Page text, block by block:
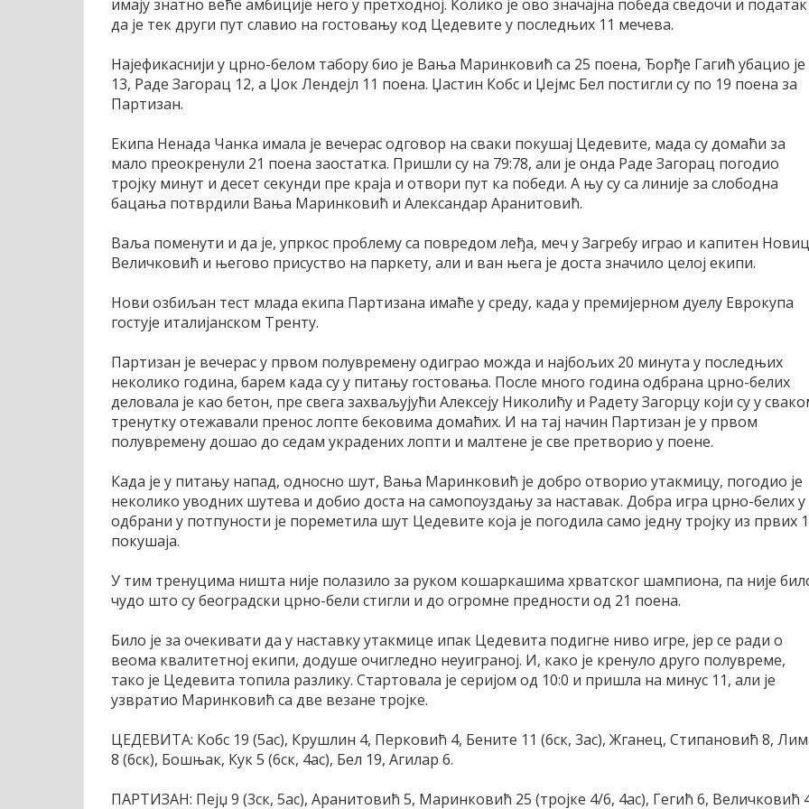
имају знатно веће амбиције него у претходној. Колико је ово значајна победа сведочи и податак
да је тек други пут славио на гостовању код Цедевите у последњих 11 мечева.
Најефикаснији у црно-белом табору био је Вања Маринковић са 25 поена, Ђорђе Гагић убацио је
13, Раде Загорац 12, а Џок Лендејл 11 поена. Џастин Кобс и Џејмс Бел постигли су по 19 поена за
Партизан.
Екипа Ненада Чанка имала је вечерас одговор на сваки покушај Цедевите, мада су домаћи за
мало преокренули 21 поена заостатка. Пришли су на 79:78, али је онда Раде Загорац погодио
тројку минут и десет секунди пре краја и отвори пут ка победи. А њу су са линије за слободна
бацања потврдили Вања Маринковић и Александар Аранитовић.
Ваља поменути и да је, упркос проблему са повредом леђа, меч у Загребу играо и капитен
Величковић и његово присуство на паркету, али и ван њега је доста значило целој екипи.
Нови озбиљан тест млада екипа Партизана имаће у среду, када у премијерном дуелу Еврокупа
гостује италијанском Тренту.
Партизан је вечерас у првом полувремену одиграо можда и најбољих 20 минута у последњих
неколико година, барем када су у питању гостовања. После много година одбрана црно-белих
деловала је као бетон, пре свега захваљујући Алексеју Николићу и Радету Загорцу који су у
тренутку отежавали пренос лопте бековима домаћих. И на тај начин Партизан је у првом
полувремену дошао до седам украдених лопти и малтене је све претворио у поене.
Када је у питању напад, односно шут, Вања Маринковић је добро отворио утакмицу, погодио је
неколико уводних шутева и добио доста на самопоуздању за наставак. Добра игра црно-белих у
одбрани у потпуности је пореметила шут Цедевите која је погодила само једну тројку из првих
покушаја.
У тим тренуцима ништа није полазило за руком кошаркашима хрватског шампиона, па није
чудо што су београдски црно-бели стигли и до огромне предности од 21 поена.
Било је за очекивати да у наставку утакмице ипак Цедевита подигне ниво игре, јер се ради о
веома квалитетној екипи, додуше очигледно неуиграној. И, како је кренуло друго полувреме,
тако је Цедевита топила разлику. Стартовала је серијом од 10:0 и пришла на минус 11, али је
узвратио Маринковић са две везане тројке.
ЦЕДЕВИТА: Кобс 19 (5ас), Крушлин 4, Перковић 4, Бените 11 (6ск, 3ас), Жганец, Стипановић 8,
8 (6ск), Бошњак, Кук 5 (6ск, 4ас), Бел 19, Агилар 6.
ПАРТИЗАН: Пејџ 9 (3ск, 5ас), Аранитовић 5, Маринковић 25 (тројке 4/6, 4ас), Гегић 6, Величковић